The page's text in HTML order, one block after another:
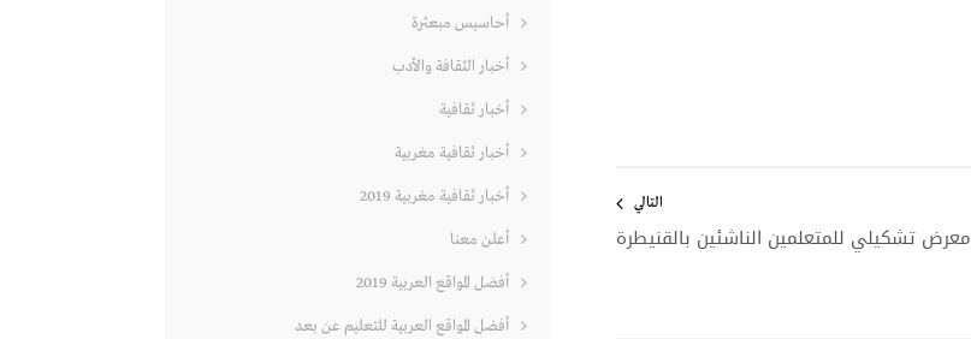
التالي
معرض تشكيلي للمتعلمين الناشئين بالقنيطرة
أحاسيس مبعثرة
أخبار الثقافة والأدب
أخبار ثقافية
أخبار ثقافية مغربية
أخبار ثقافية مغربية 2019
أعلن معنا
أفضل المواقع العربية 2019
أفضل المواقع العربية للتعليم عن بعد